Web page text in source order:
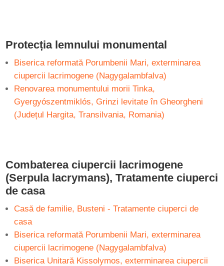
Protecția lemnului monumental
Biserica reformată Porumbenii Mari, exterminarea
ciupercii lacrimogene (Nagygalambfalva)
Renovarea monumentului morii Tinka,
Gyergyószentmiklós, Grinzi levitate în Gheorgheni
(Județul Hargita, Transilvania, Romania)
Combaterea ciupercii lacrimogene
(Serpula lacrymans), Tratamente ciuperci
de casa
Casă de familie, Busteni - Tratamente ciuperci de
casa
Biserica reformată Porumbenii Mari, exterminarea
ciupercii lacrimogene (Nagygalambfalva)
Biserica Unitară Kissolymos, exterminarea ciupercii